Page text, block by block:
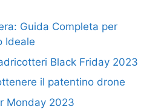
Guida Completa per
Ideale
Black Friday 2023
il patentino drone
Monday 2023